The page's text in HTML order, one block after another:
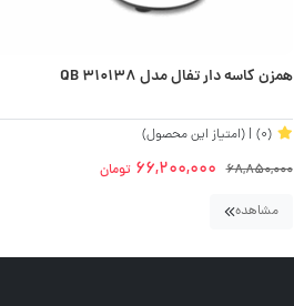
همزن کاسه دار تفال مدل QB 310138
(0)
| (امتیاز این محصول)
68,850,000
66,200,000 تومان
مشاهده